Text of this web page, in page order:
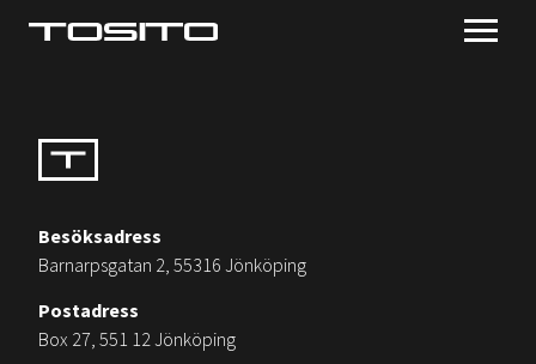
Besöksadress
Barnarpsgatan 2, 55316 Jönköping
Postadress
Box 27, 551 12 Jönköping